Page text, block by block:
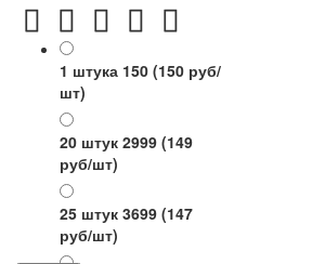
1 штука 150 (150 руб/
шт)
20 штук 2999 (149
руб/шт)
25 штук 3699 (147
руб/шт)